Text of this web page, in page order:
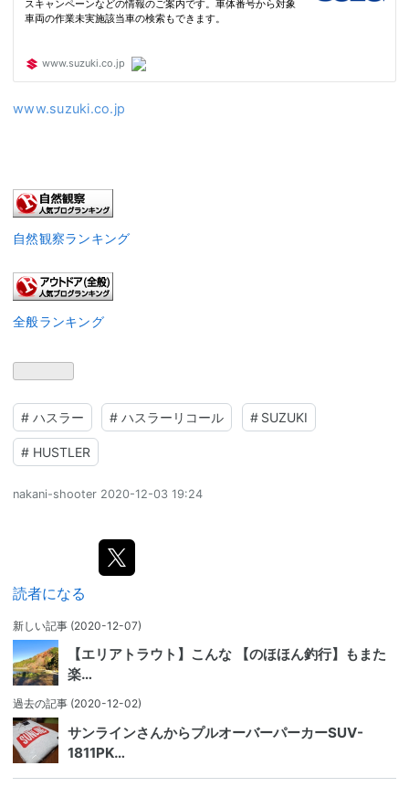
www.suzuki.co.jp
自然観察ランキング
全般ランキング
# ハスラー # ハスラーリコール # SUZUKI
# HUSTLER
nakani-shooter 2020-12-03 19:24
読者になる
新しい記事 (2020-12-07)
【エリアトラウト】こんな 【のほほん釣行】もまた
楽…
過去の記事 (2020-12-02)
サンラインさんからプルオーバーパーカーSUV-
1811PK…